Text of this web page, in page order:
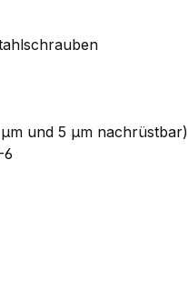
und 5 μm nachrüstbar)
6